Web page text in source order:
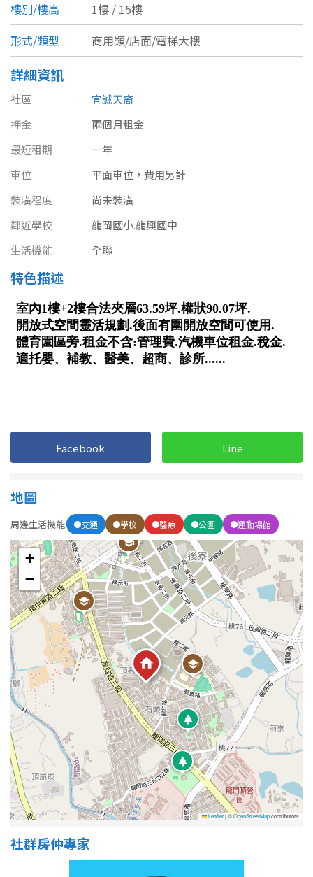
宜蘭縣
桃園市
台中市
彰化縣
嘉義市
嘉義縣
台南市
花蓮縣
金門連江
類型(可複選)
不拘
透天厝
農舍 辦公
倉庫 土地
坪數
不拘
40~50 坪 50~60 坪
60~70 坪 70~80 坪
~ 坪
地下室
1樓 2樓
3樓 4樓
5~10樓 11~20樓
21樓以上
~ 樓
格局
不拘
1房
2房 3房
4房
樓別/樓高
1樓 / 15樓
形式/類型
商用類/店面/電梯大樓
詳細資訊
社區
宜誠天裔
押金
兩個月租金
最短租期
一年
車位
平面車位，費用另計
裝潢程度
尚未裝潢
鄰近學校
龍岡國小.龍興國中
生活機能
全聯
特色描述
Facebook Line
地圖
周邊生活機能 交通 學校 醫療 公園 運動場館
+
−
Leaflet|©OpenStreetMapcontributors
社群房仲專家